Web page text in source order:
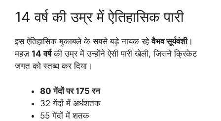
14 वर्ष की उम्र में ऐतिहासिक पारी
इस ऐतिहासिक मुकाबले के सबसे बड़े नायक रहेवैभव सूर्यवंशी।
महज़ 14 वर्षकी उम्र में उन्होंने ऐसी पारी खेली, जिसने क्रिकेट
जगत को स्तब्ध कर दिया।
80 गेंदों पर 175 रन
32 गेंदों में अर्धशतक
55 गेंदों में शतक